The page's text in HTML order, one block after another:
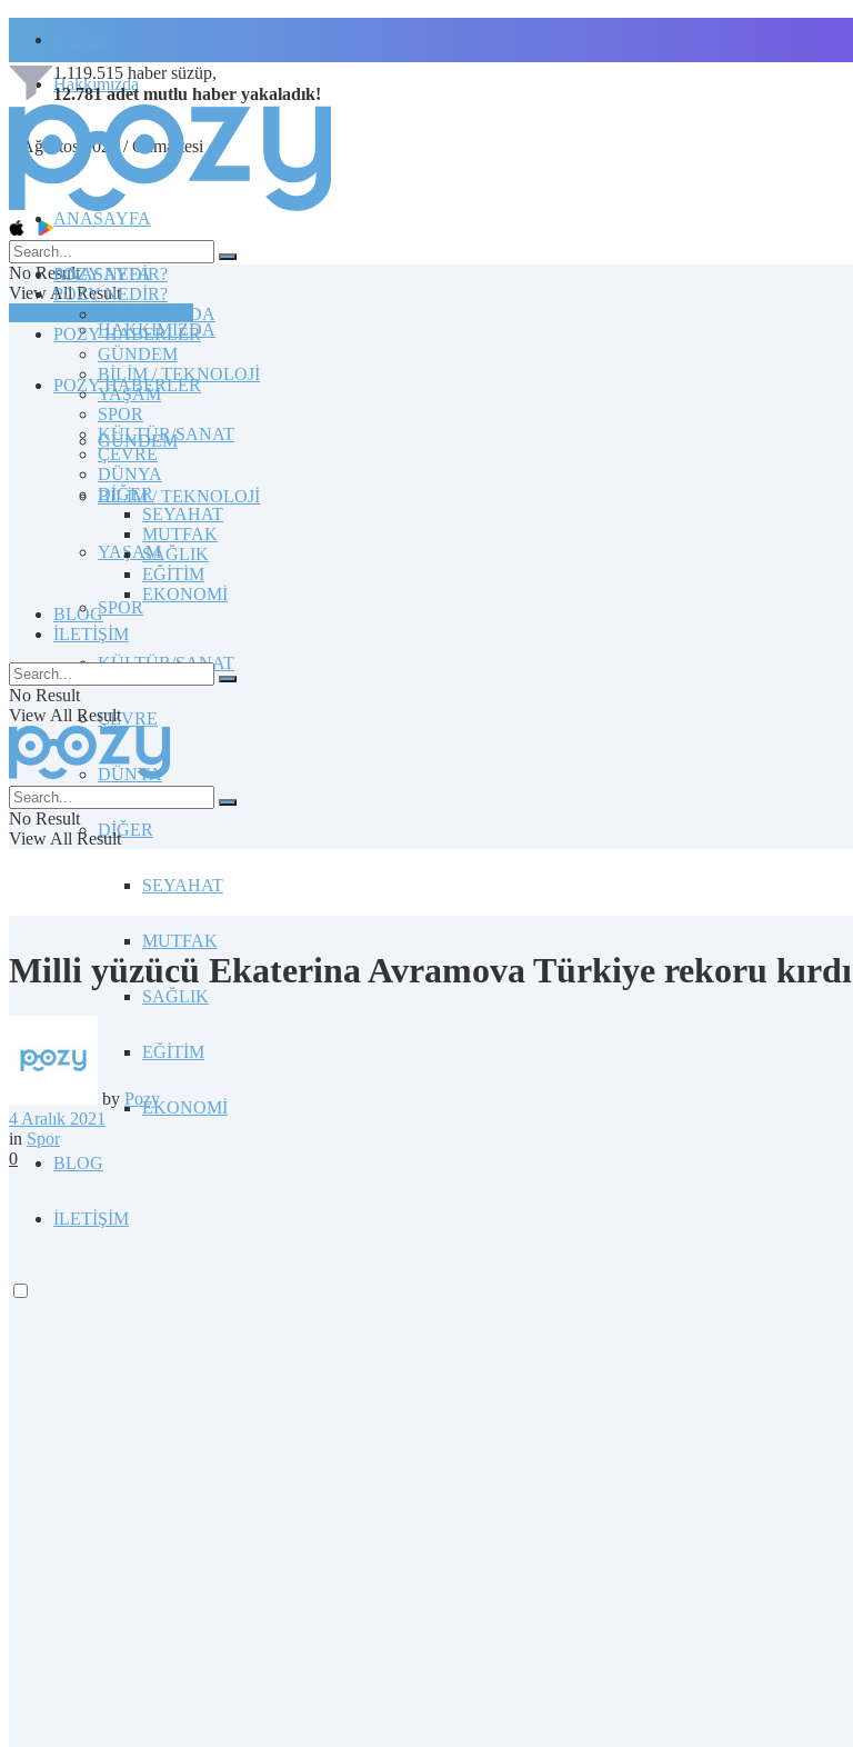
Hakkımızda
8 Ağustos 2026 / Cumartesi
1.119.515 haber süzüp,
12.781 adet mutlu haber yakaladık!
No Result
View All Result
TOPLULUĞA KATILIN
ANASAYFA
POZY NEDİR?
HAKKIMIZDA
POZY HABERLER
GÜNDEM
BİLİM / TEKNOLOJİ
YAŞAM
SPOR
KÜLTÜR/SANAT
ÇEVRE
DÜNYA
DİĞER
SEYAHAT
MUTFAK
SAĞLIK
EĞİTİM
EKONOMİ
BLOG
İLETİŞİM
ANASAYFA
POZY NEDİR?
HAKKIMIZDA
POZY HABERLER
GÜNDEM
BİLİM / TEKNOLOJİ
YAŞAM
SPOR
KÜLTÜR/SANAT
ÇEVRE
DÜNYA
DİĞER
SEYAHAT
MUTFAK
SAĞLIK
EĞİTİM
EKONOMİ
BLOG
İLETİŞİM
No Result
View All Result
No Result
View All Result
Milli yüzücü Ekaterina Avramova Türkiye rekoru kırdı
by Pozy
4 Aralık 2021
in Spor
0